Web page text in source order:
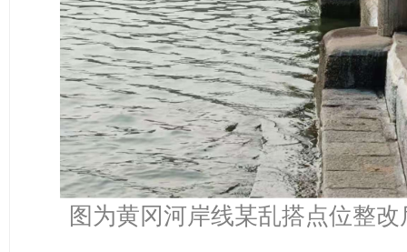
图为黄冈河岸线某乱搭点位整